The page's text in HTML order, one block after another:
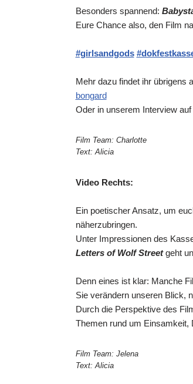
Besonders spannend:
Eure Chance also, den Film
#girlsandgods
Mehr dazu findet ihr übrigens
bongard
Oder in unserem Interview auf
Film Team: Charlotte
Text: Alicia
Video Rechts:
Ein poetischer Ansatz, um
näherzubringen.
Unter Impressionen des
Letters of Wolf Streetgeht
Denn eines ist klar: Manche
Sie verändern unseren Blick,
Durch die Perspektive des
Themen rund um Einsamkeit,
Film Team: Jelena
Text: Alicia